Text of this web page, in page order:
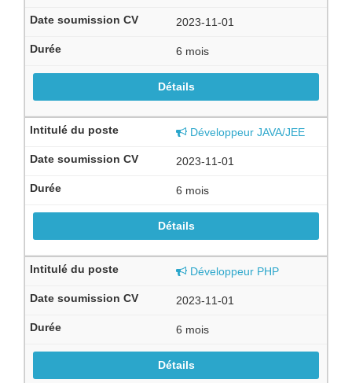
2023-11-01
6 mois
Détails
Développeur JAVA/JEE
2023-11-01
6 mois
Détails
Développeur PHP
2023-11-01
6 mois
Détails